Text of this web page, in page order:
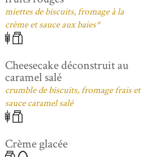
miettes de biscuits, fromage à la
crème et sauce aux baies*
Cheesecake déconstruit au
caramel salé
crumble de biscuits, fromage frais et
sauce caramel salé
Crème glacée